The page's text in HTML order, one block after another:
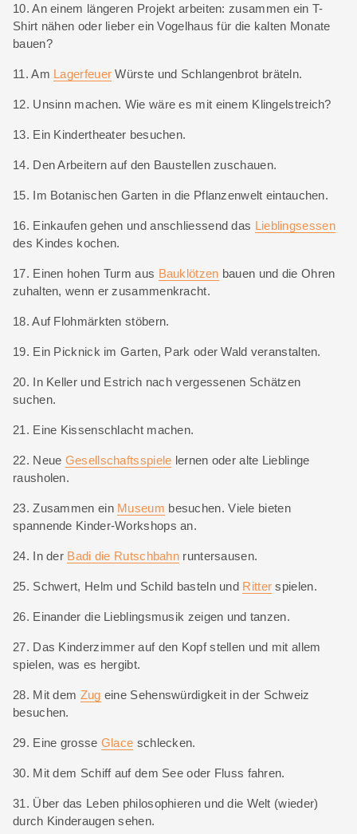
10. An einem längeren Projekt arbeiten: zusammen ein T-
Shirt nähen oder lieber ein Vogelhaus für die kalten Monate
bauen?
11. Am Lagerfeuer Würste und Schlangenbrot bräteln.
12. Unsinn machen. Wie wäre es mit einem Klingelstreich?
13. Ein Kindertheater besuchen.
14. Den Arbeitern auf den Baustellen zuschauen.
15. Im Botanischen Garten in die Pflanzenwelt eintauchen.
16. Einkaufen gehen und anschliessend das Lieblingsessen
des Kindes kochen.
17. Einen hohen Turm aus Bauklötzen bauen und die Ohren
zuhalten, wenn er zusammenkracht.
18. Auf Flohmärkten stöbern.
19. Ein Picknick im Garten, Park oder Wald veranstalten.
20. In Keller und Estrich nach vergessenen Schätzen
suchen.
21. Eine Kissenschlacht machen.
22. Neue Gesellschaftsspiele lernen oder alte Lieblinge
rausholen.
23. Zusammen ein Museum besuchen. Viele bieten
spannende Kinder-Workshops an.
24. In der Badi die Rutschbahn runtersausen.
25. Schwert, Helm und Schild basteln und Ritter spielen.
26. Einander die Lieblingsmusik zeigen und tanzen.
27. Das Kinderzimmer auf den Kopf stellen und mit allem
spielen, was es hergibt.
28. Mit dem Zug eine Sehenswürdigkeit in der Schweiz
besuchen.
29. Eine grosse Glace schlecken.
30. Mit dem Schiff auf dem See oder Fluss fahren.
31. Über das Leben philosophieren und die Welt (wieder)
durch Kinderaugen sehen.